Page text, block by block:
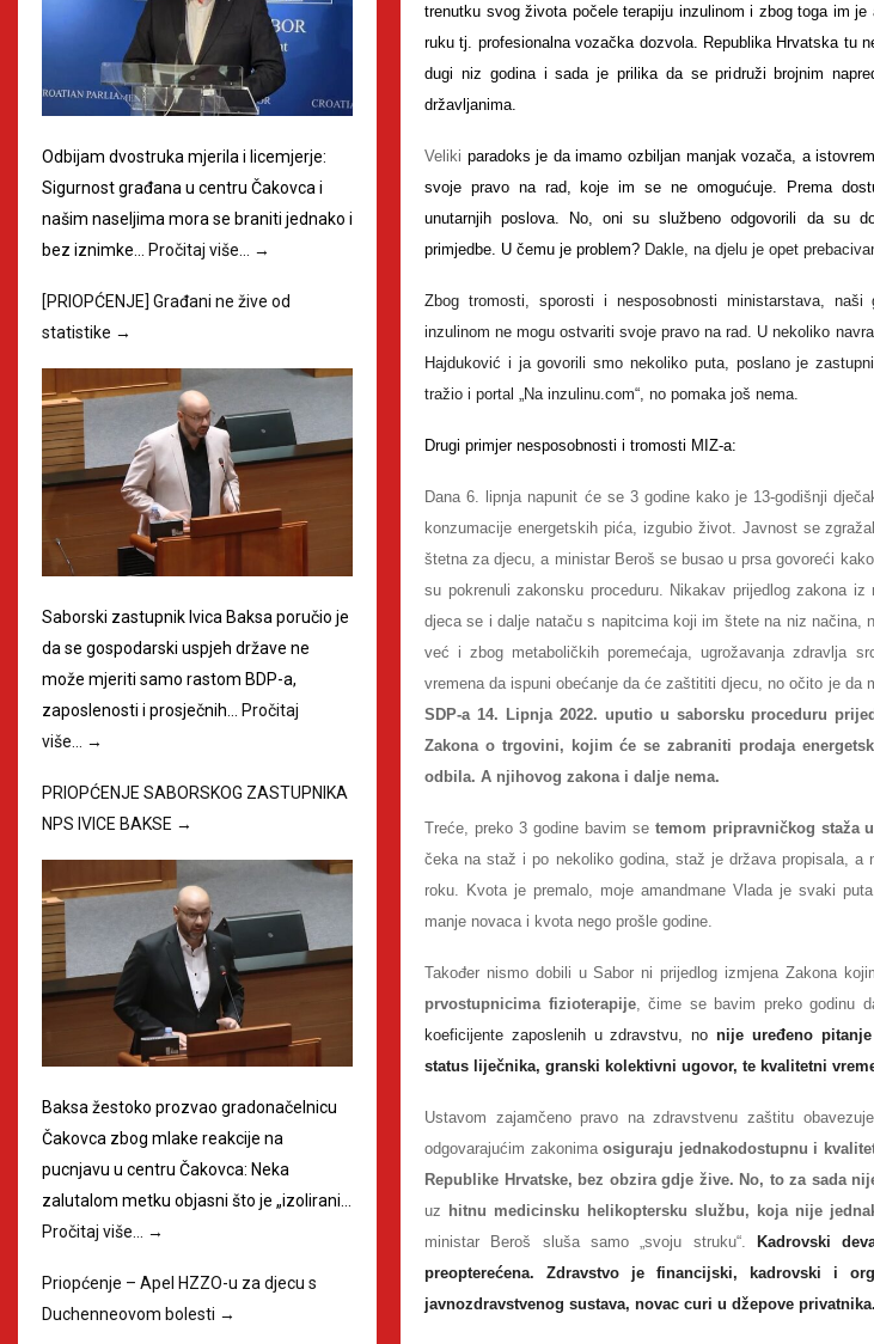
trenutku svog života počele terapiju inzulinom i zbog toga im
ruku tj. profesionalna vozačka dozvola. Republika Hrvatska tu
dugi niz godina i sada je prilika da se pridruži brojnim
državljanima.
Veliki paradoks je da imamo ozbiljan manjak vozača, a
svoje pravo na rad, koje im se ne omogućuje.
Prema
unutarnjih poslova. No, oni su službeno odgovorili da su
primjedbe. U čemu je problem? Dakle, na djelu je opet
Zbog tromosti, sporosti i nesposobnosti ministarstava,
inzulinom ne mogu ostvariti svoje pravo na rad. U nekoliko
Hajduković i ja govorili smo nekoliko puta, poslano je
tražio i portal „Na inzulinu.com“, no pomaka još nema.
Drugi primjer nesposobnosti i tromosti MIZ-a:
Dana 6. lipnja napunit će se 3 godine kako je 13-godišnji
konzumacije energetskih pića, izgubio život. Javnost se
štetna za djecu, a ministar Beroš se busao u prsa govoreći
su pokrenuli zakonsku proceduru. Nikakav prijedlog zakona
djeca se i dalje nataču s napitcima koji im štete na niz načina,
već i zbog metaboličkih poremećaja, ugrožavanja zdravlja
vremena da ispuni obećanje da će zaštititi djecu, no očito je da
SDP-a 14. Lipnja 2022. uputio u saborsku proceduru
Zakona o trgovini, kojim će se zabraniti prodaja
odbila. A njihovog zakona i dalje nema.
Treće, preko 3 godine bavim se temom pripravničkog staža
čeka na staž i po nekoliko godina, staž je država propisala, a
roku. Kvota je premalo, moje amandmane Vlada je svaki
manje novaca i kvota nego prošle godine.
Također nismo dobili u Sabor ni prijedlog izmjena Zakona
prvostupnicima fizioterapije, čime se bavim preko godinu
koeficijente zaposlenih u zdravstvu, nonije uređeno
status liječnika, granski kolektivni ugovor, te kvalitetni
Ustavom zajamčeno pravo na zdravstvenu zaštitu
odgovarajućim zakonima osiguraju jednakodostupnu i
Republike Hrvatske, bez obzira gdje žive. No, to za sada
uz hitnu medicinsku helikoptersku službu, koja nije
ministar Beroš sluša samo „svoju struku“. Kadrovski
preopterećena. Zdravstvo je financijski, kadrovski i
javnozdravstvenog sustava, novac curi u džepove privatnika.
Odbijam dvostruka mjerila i licemjerje:
Sigurnost građana u centru Čakovca i
našim naseljima mora se braniti jednako i
bez iznimke… Pročitaj više… →
[PRIOPĆENJE] Građani ne žive od
statistike →
Saborski zastupnik Ivica Baksa poručio je
da se gospodarski uspjeh države ne
može mjeriti samo rastom BDP-a,
zaposlenosti i prosječnih… Pročitaj
više…
→
PRIOPĆENJE SABORSKOG ZASTUPNIKA
NPS IVICE BAKSE →
Baksa žestoko prozvao gradonačelnicu
Čakovca zbog mlake reakcije na
pucnjavu u centru Čakovca: Neka
zalutalom metku objasni što je „izolirani…
Pročitaj više…
→
Priopćenje – Apel HZZO-u za djecu s
Duchenneovom bolesti →